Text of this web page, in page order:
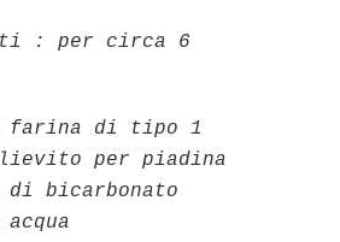
: per circa 6
farina di tipo 1
per piadina
bicarbonato